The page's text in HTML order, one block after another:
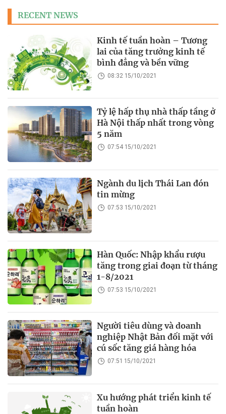
RECENT NEWS
Kinh tế tuần hoàn – Tương
lai của tăng trưởng kinh tế
bình đẳng và bền vững
08:32 15/10/2021
Tỷ lệ hấp thụ nhà thấp tầng ở
Hà Nội thấp nhất trong vòng
5 năm
07:54 15/10/2021
Ngành du lịch Thái Lan đón
tin mừng
07:53 15/10/2021
Hàn Quốc: Nhập khẩu rượu
tăng trong giai đoạn từ tháng
1-8/2021
07:53 15/10/2021
Người tiêu dùng và doanh
nghiệp Nhật Bản đối mặt với
cú sốc tăng giá hàng hóa
07:51 15/10/2021
Xu hướng phát triển kinh tế
tuần hoàn